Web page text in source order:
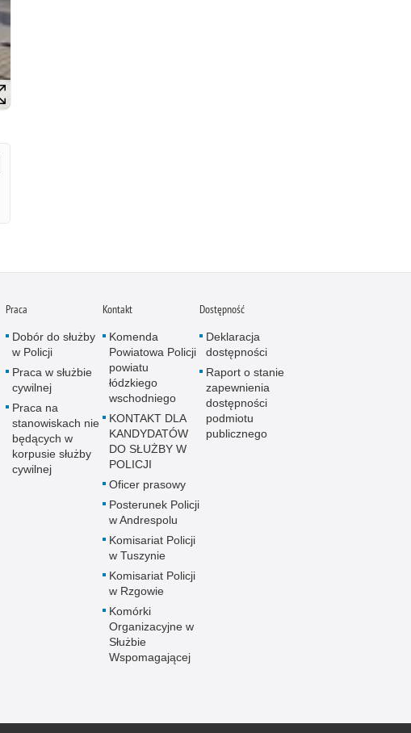
Praca
Dobór do służby
w Policji
Praca w służbie
cywilnej
Praca na
stanowiskach nie
będących w
korpusie służby
cywilnej
Kontakt
Komenda
Powiatowa Policji
powiatu
łódzkiego
wschodniego
KONTAKT DLA
KANDYDATÓW
DO SŁUŻBY W
POLICJI
Oficer prasowy
Posterunek Policji
w Andrespolu
Komisariat Policji
w Tuszynie
Komisariat Policji
w Rzgowie
Komórki
Organizacyjne w
Służbie
Wspomagającej
Dostępność
Deklaracja
dostępności
Raport o stanie
zapewnienia
dostępności
podmiotu
publicznego